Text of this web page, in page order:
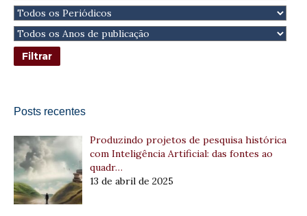
Posts recentes
Produzindo projetos de pesquisa histórica
com Inteligência Artificial: das fontes ao
quadr…
13 de abril de 2025